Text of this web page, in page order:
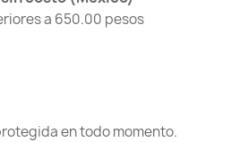
a 650.00 pesos
en todo momento.